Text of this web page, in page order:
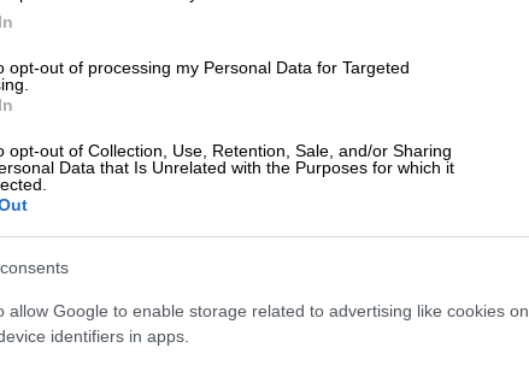
opt-out of processing my Personal Data for Targeted
opt-out of Collection, Use, Retention, Sale, and/or Sharing
Data that Is Unrelated with the Purposes for which it
allow Google to enable storage related to advertising like cookies on
identifiers in apps.
30 χρόνια, ήταν δύσκολο», ανέφερε
να αναζητήσει νέες προοπτικές στο
βγω λίγο ξανά στο άγνωστο, να
από την αρχή ιδανικό ή εύκολο, όμως
που δεν φανταζόμουν